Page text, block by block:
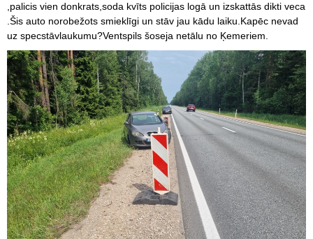
,palicis vien donkrats,soda kvīts policijas logā un izskattās dikti veca
.Šis auto norobežots smieklīgi un stāv jau kādu laiku.Kapēc nevad
uz specstāvlaukumu?Ventspils šoseja netālu no Ķemeriem.